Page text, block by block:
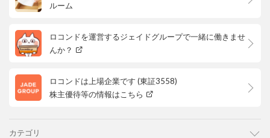
ルーム
ロコンドを運営するジェイドグループで一緒に働きませ
んか？
ロコンドは上場企業です (東証3558)
株主優待等の情報はこちら
カテゴリ